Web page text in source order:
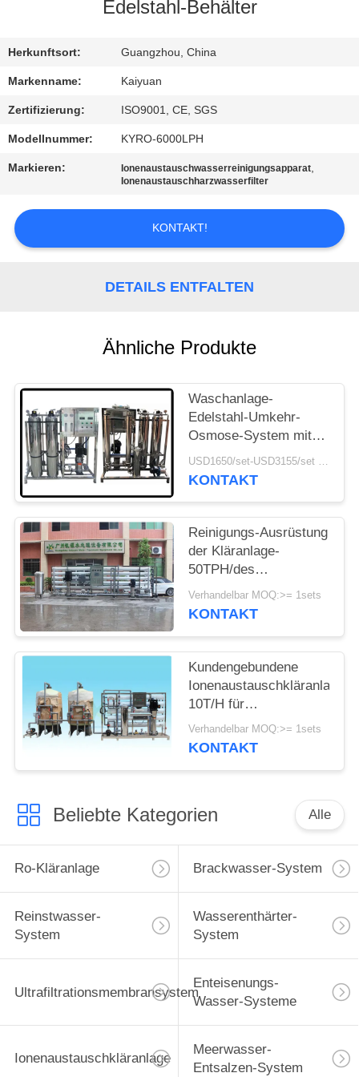
SIE
MIT
UNS
IN
VERBINDUNG
FORDERN
SIE
COMPANY
SITEMAP
PRIVACY
POLICY
Edelstahl-Behälter
Herkunftsort: Guangzhou, China
Markenname: Kaiyuan
Zertifizierung: ISO9001, CE, SGS
Modellnummer: KYRO-6000LPH
Markieren: Ionenaustauschwasserreinigungsapparat,
Ionenaustauschharzwasserfilter
KONTAKT!
DETAILS ENTFALTEN
Ähnliche Produkte
Waschanlage-
Edelstahl-Umkehr-
Osmose-System mit
Sand und Kohlefilter
USD1650/set-USD3155/set MOQ:>= 1sets
KONTAKT
Reinigungs-Ausrüstung
der Kläranlage-
50TPH/des
Brauchwassers mit
Filter
Verhandelbar MOQ:>= 1sets
KONTAKT
Kundengebundene
Ionenaustauschkläranlage
10T/H für
Trinkwasser/Getränk
Verhandelbar MOQ:>= 1sets
KONTAKT
Beliebte Kategorien Alle
Ro-Kläranlage Brackwasser-System
Reinstwasser-
System
Wasserenthärter-
System
Ultrafiltrationsmembransystem
Enteisenungs-
Wasser-Systeme
Ionenaustauschkläranlage
Meerwasser-
Entsalzen-System